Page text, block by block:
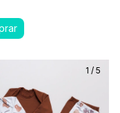
Leve
1 / 5